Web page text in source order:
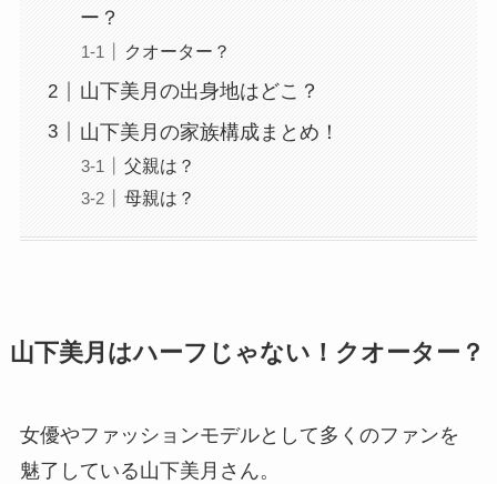
ー？
クオーター？
山下美月の出身地はどこ？
山下美月の家族構成まとめ！
父親は？
母親は？
山下美月はハーフじゃない！クオーター？
女優やファッションモデルとして多くのファンを
魅了している山下美月さん。